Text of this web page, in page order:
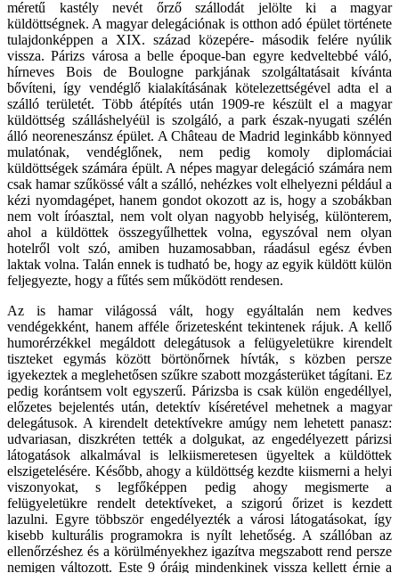
méretű kastély nevét őrző szállodát jelölte ki a magyar
küldöttségnek. A magyar delegációnak is otthon adó épület története
tulajdonképpen a XIX. század közepére- második felére nyúlik
vissza. Párizs városa a belle époque-ban egyre kedveltebbé váló,
hírneves Bois de Boulogne parkjának szolgáltatásait kívánta
bővíteni, így vendéglő kialakításának kötelezettségével adta el a
szálló területét. Több átépítés után 1909-re készült el a magyar
küldöttség szálláshelyéül is szolgáló, a park észak-nyugati szélén
álló neoreneszánsz épület. A Château de Madrid leginkább könnyed
mulatónak, vendéglőnek, nem pedig komoly diplomáciai
küldöttségek számára épült. A népes magyar delegáció számára nem
csak hamar szűkössé vált a szálló, nehézkes volt elhelyezni például a
kézi nyomdagépet, hanem gondot okozott az is, hogy a szobákban
nem volt íróasztal, nem volt olyan nagyobb helyiség, különterem,
ahol a küldöttek összegyűlhettek volna, egyszóval nem olyan
hotelről volt szó, amiben huzamosabban, ráadásul egész évben
laktak volna. Talán ennek is tudható be, hogy az egyik küldött külön
feljegyezte, hogy a fűtés sem működött rendesen.
Az is hamar világossá vált, hogy egyáltalán nem kedves
vendégekként, hanem afféle őrizetesként tekintenek rájuk. A kellő
humorérzékkel megáldott delegátusok a felügyeletükre kirendelt
tiszteket egymás között börtönőrnek hívták, s közben persze
igyekeztek a meglehetősen szűkre szabott mozgásterüket tágítani. Ez
pedig korántsem volt egyszerű. Párizsba is csak külön engedéllyel,
előzetes bejelentés után, detektív kíséretével mehetnek a magyar
delegátusok. A kirendelt detektívekre amúgy nem lehetett panasz:
udvariasan, diszkréten tették a dolgukat, az engedélyezett párizsi
látogatások alkalmával is lelkiismeretesen ügyeltek a küldöttek
elszigetelésére. Később, ahogy a küldöttség kezdte kiismerni a helyi
viszonyokat, s legfőképpen pedig ahogy megismerte a
felügyeletükre rendelt detektíveket, a szigorú őrizet is kezdett
lazulni. Egyre többször engedélyezték a városi látogatásokat, így
kisebb kulturális programokra is nyílt lehetőség. A szállóban az
ellenőrzéshez és a körülményekhez igazítva megszabott rend persze
nemigen változott. Este 9 óráig mindenkinek vissza kellett érnie a